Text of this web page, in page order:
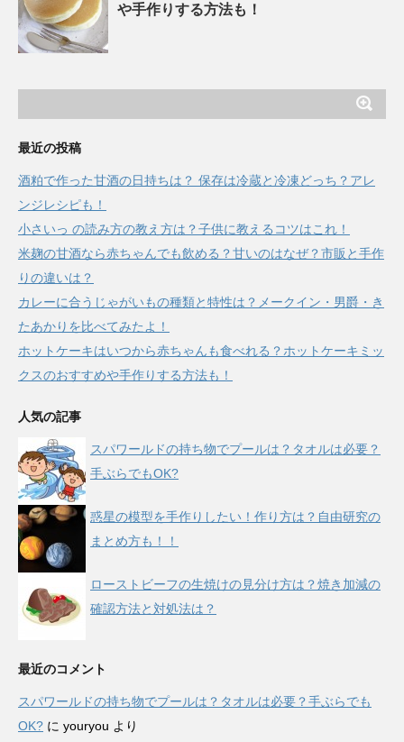
や手作りする方法も！
最近の投稿
酒粕で作った甘酒の日持ちは？ 保存は冷蔵と冷凍どっち？アレ
ンジレシピも！
小さいっ の読み方の教え方は？子供に教えるコツはこれ！
米麹の甘酒なら赤ちゃんでも飲める？甘いのはなぜ？市販と手作
りの違いは？
カレーに合うじゃがいもの種類と特性は？メークイン・男爵・き
たあかりを比べてみたよ！
ホットケーキはいつから赤ちゃんも食べれる？ホットケーキミッ
クスのおすすめや手作りする方法も！
人気の記事
スパワールドの持ち物でプールは？タオルは必要？
手ぶらでもOK?
惑星の模型を手作りしたい！作り方は？自由研究の
まとめ方も！！
ローストビーフの生焼けの見分け方は？焼き加減の
確認方法と対処法は？
最近のコメント
スパワールドの持ち物でプールは？タオルは必要？手ぶらでも
OK? に youryou より